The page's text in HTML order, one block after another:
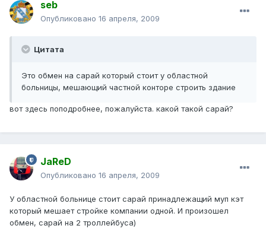
seb
Опубликовано 16 апреля, 2009
Цитата
Это обмен на сарай который стоит у областной
больницы, мешающий частной конторе строить здание
вот здесь поподробнее, пожалуйста. какой такой сарай?
JaReD
Опубликовано 16 апреля, 2009
У областной больнице стоит сарай принадлежащий муп кэт
который мешает стройке компании одной. И произошел
обмен, сарай на 2 троллейбуса)